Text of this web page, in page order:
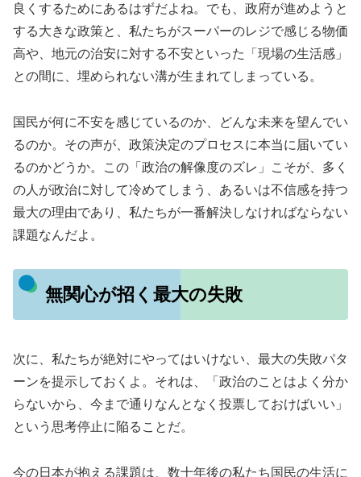
良くするためにあるはずだよね。でも、政府が進めようと
する大きな政策と、私たちがスーパーのレジで感じる物価
高や、地元の治安に対する不安といった「現場の生活感」
との間に、埋められない溝が生まれてしまっている。
国民が何に不安を感じているのか、どんな未来を望んでい
るのか。その声が、政策決定のプロセスに本当に届いてい
るのかどうか。この「政治の解像度のズレ」こそが、多く
の人が政治に対して冷めてしまう、あるいは不信感を持つ
最大の理由であり、私たちが一番解決しなければならない
課題なんだよ。
無関心が招く最大の失敗
次に、私たちが絶対にやってはいけない、最大の失敗パタ
ーンを提示しておくよ。それは、「政治のことはよく分か
らないから、今まで通りなんとなく投票しておけばいい」
という思考停止に陥ることだ。
今の日本が抱える課題は、数十年後の私たち国民の生活に